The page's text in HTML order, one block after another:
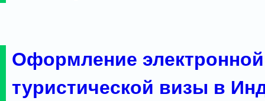
Оформление электронной
туристической визы в